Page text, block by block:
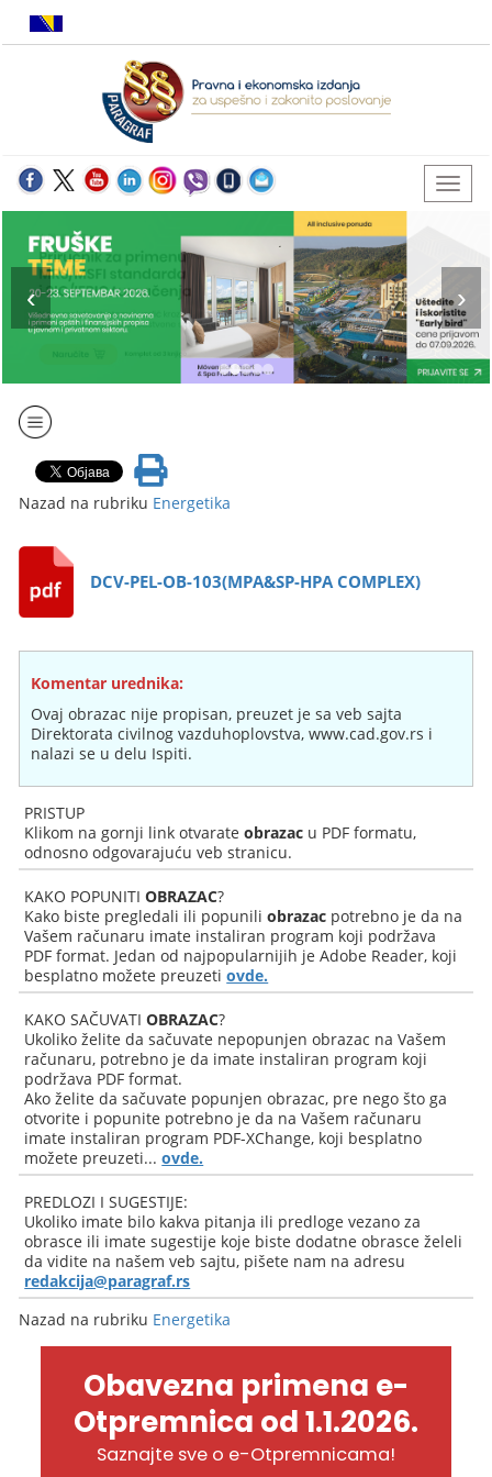
Nazad na rubriku Energetika
DCV-PEL-OB-103(MPA&SP-HPA COMPLEX)
Komentar urednika:
Ovaj obrazac nije propisan, preuzet je sa veb sajta
Direktorata civilnog vazduhoplovstva, www.cad.gov.rs i
nalazi se u delu Ispiti.
PRISTUP
Klikom na gornji link otvarateobrazac u PDF formatu,
odnosno odgovarajuću veb stranicu.
KAKO POPUNITIOBRAZAC?
Kako biste pregledali ili popuniliobrazac potrebno je da na
Vašem računaru imate instaliran program koji podržava
PDF format. Jedan od najpopularnijih je Adobe Reader, koji
besplatno možete preuzetiovde.
KAKO SAČUVATIOBRAZAC?
Ukoliko želite da sačuvate nepopunjen obrazac na Vašem
računaru, potrebno je da imate instaliran program koji
podržava PDF format.
Ako želite da sačuvate popunjen obrazac, pre nego što ga
otvorite i popunite potrebno je da na Vašem računaru
imate instaliran program PDF-XChange, koji besplatno
možete preuzeti...ovde.
PREDLOZI I SUGESTIJE:
Ukoliko imate bilo kakva pitanja ili predloge vezano za
obrasce ili imate sugestije koje biste dodatne obrasce želeli
da vidite na našem veb sajtu, pišete nam na adresu
redakcija@paragraf.rs
Nazad na rubriku Energetika
Obavezna primena e-
Otpremnica od 1.1.2026.
Saznajte sve o e-Otpremnicama!